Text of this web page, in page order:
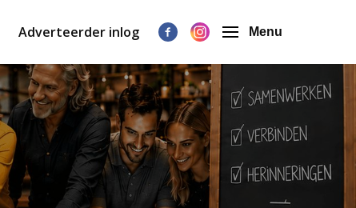
Adverteerder inlog Menu